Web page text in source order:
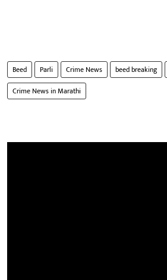
Beed Parli Crime News beed breaking
Crime News in Marathi